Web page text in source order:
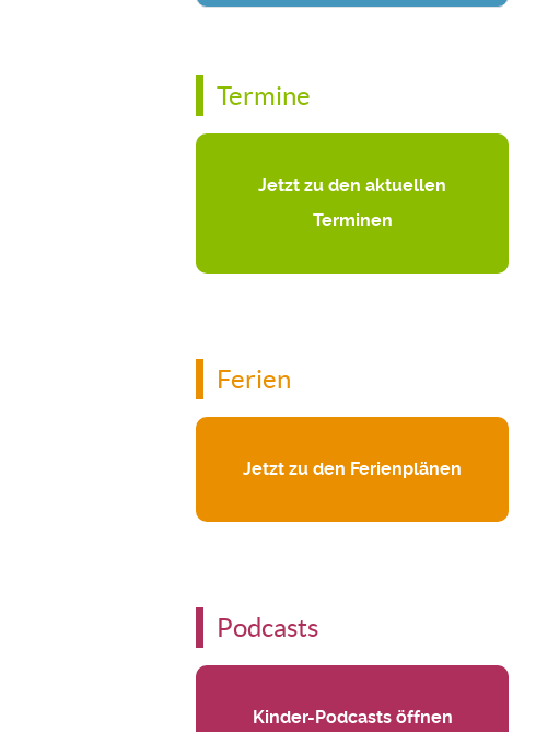
Termine
Jetzt zu den aktuellen
Terminen
Ferien
Jetzt zu den Ferienplänen
Podcasts
Kinder-Podcasts öffnen